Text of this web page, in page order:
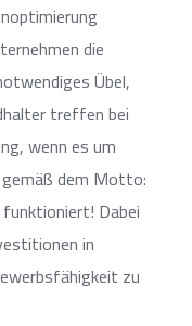
die
Übel,
treffen bei
wenn es um
dem Motto:
Dabei
in
zu